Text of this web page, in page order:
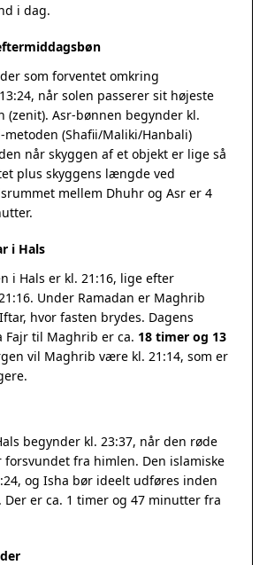
i dag.
som forventet omkring
når solen passerer sit højeste
(zenit). Asr-bønnen begynder kl.
metoden (Shafii/Maliki/Hanbali)
når skyggen af et objekt er lige så
plus skyggens længde ved
mellem Dhuhr og Asr er 4
i Hals
i Hals er kl. 21:16, lige efter
Under Ramadan er Maghrib
hvor fasten brydes. Dagens
Fajr til Maghrib er ca. 18 timer og 13
vil Maghrib være kl. 21:14, som er
begynder kl. 23:37, når den røde
fra himlen. Den islamiske
og Isha bør ideelt udføres inden
er ca. 1 timer og 47 minutter fra